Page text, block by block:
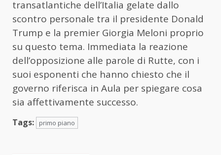
transatlantiche dell’Italia gelate dallo
scontro personale tra il presidente Donald
Trump e la premier Giorgia Meloni proprio
su questo tema. Immediata la reazione
dell’opposizione alle parole di Rutte, con i
suoi esponenti che hanno chiesto che il
governo riferisca in Aula per spiegare cosa
sia affettivamente successo.
Tags: primo piano